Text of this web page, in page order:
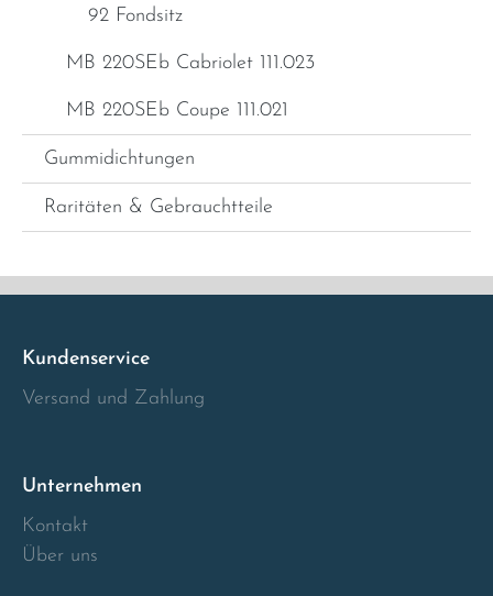
92 Fondsitz
MB 220SEb Cabriolet 111.023
MB 220SEb Coupe 111.021
Gummidichtungen
Raritäten & Gebrauchtteile
Kundenservice
Versand und Zahlung
Unternehmen
Kontakt
Über uns